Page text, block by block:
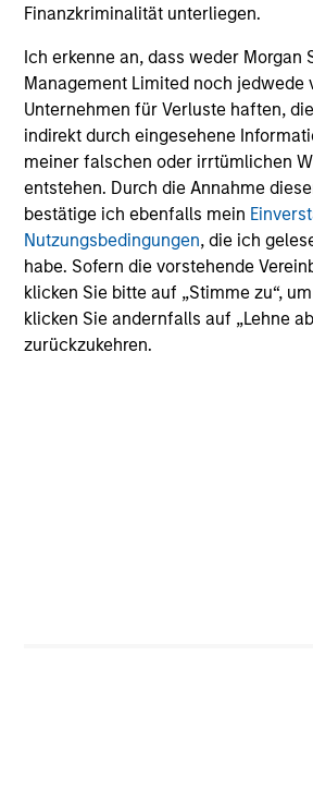
Finanzkriminalität unterliegen.
Ich erkenne an, dass weder Morgan
Management Limited noch jedwede
Unternehmen für Verluste haften,
indirekt durch eingesehene
meiner falschen oder irrtümlichen
entstehen. Durch die Annahme
bestätige ich ebenfalls mein
Nutzungsbedingungen, die ich
habe. Sofern die vorstehende
klicken Sie bitte auf „Stimme zu“,
klicken Sie andernfalls auf „Lehne
zurückzukehren.
The investment team believes that
demonstrate resilience—businesses
innovate and grow while
existing assets and brand
positioned to compound shareholder
term. In International Resilience, the
compounders: high quality
high returns on operating capital and
Investing in compounders requires a